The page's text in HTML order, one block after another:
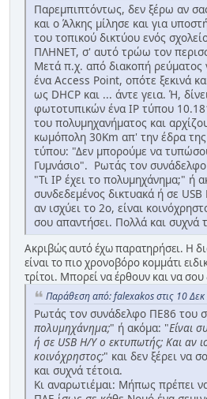
Παρεμπιπτόντως, δεν ξέρω αν
και ο Άλκης μίλησε και για
του τοπικού δικτύου ενός
ΠΛΗΝΕΤ, σ' αυτό τρώω τον
Μετά π.χ. από διακοπή ρεύματος
ένα Access Point, οπότε ξεκινά
ως DHCP και ... άντε γεια. Ή,
φωτοτυπικών ένα IP τύπου
του πολυμηχανήματος και
κωμόπολη 30Km απ' την έδρα
τύπου: "Δεν μπορούμε να
Γυμνάσιο". Ρωτάς τον
"Τι IP έχει το πολυμηχάνημα;" ή
συνδεδεμένος δικτυακά ή σε
αν ισχύει το 2ο, είναι
σου απαντήσει. Πολλά και συχνά
Ακριβώς αυτό έχω παρατηρήσει. Η
είναι το πιο χρονοβόρο κομμάτι
τρίτοι. Μπορεί να έρθουν και να
Παράθεση από: falexakos στις 10
Ρωτάς τον συνάδελφο ΠΕ86 του
πολυμηχάνημα;" ή ακόμα: "Είναι
ή σε USB Η/Υ ο εκτυπωτής; Και αν
κοινόχρηστος;" και δεν ξέρει να
και συχνά τέτοια.
Κι αναρωτιέμαι: Μήπως πρέπει